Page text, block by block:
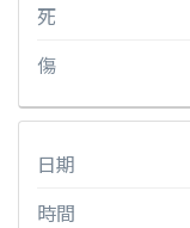
死
傷
日期
時間